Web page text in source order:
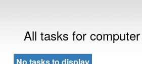
All tasks for